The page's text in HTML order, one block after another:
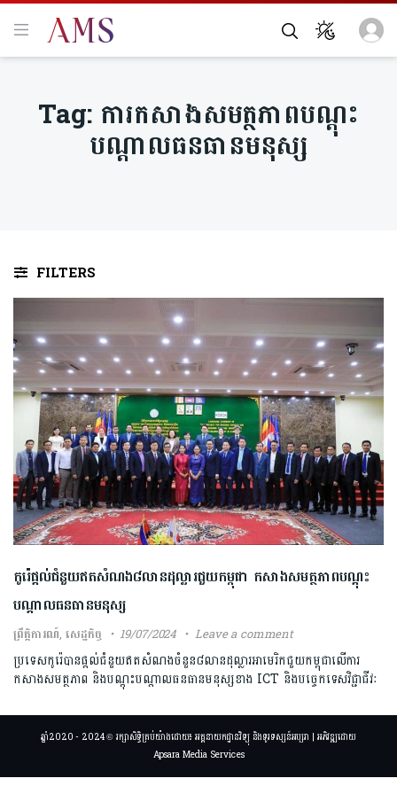
Tag: ការកសាងសមត្ថភាពបណ្តុះ
បណ្តាលធនធានមនុស្ស
FILTERS
កូរ៉េផ្តល់ជំនួយឥតសំណង៨លានដុល្លារជួយកម្ពុជា កសាងសមត្ថភាពបណ្តុះ
បណ្តាលធនធានមនុស្ស
ព្រឹត្តិការណ៍,សេដ្ឋកិច្ច 19/07/2024 Leave a comment
ប្រទេសកូរ៉េបានផ្តល់ជំនួយឥតសំណងចំនួន៨លានដុល្លារអាមេរិកជួយកម្ពុជាលើការ
កសាងសមត្ថភាព និងបណ្តុះបណ្តាលធនធានមនុស្សខាង ICT និងបច្ចេកទេសវិជ្ជាជីវៈ
ឆ្នាំ2020 - 2024 © រក្សាសិទ្ធិគ្រប់យ៉ាងដោយ៖ អគ្គនាយកដ្ឋានវិទ្យុ និងទូរទស្សន៍អប្សរា | អភិវឌ្ឍដោយ
Apsara Media Services